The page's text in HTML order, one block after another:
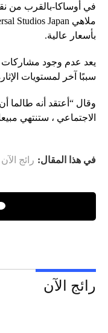
في أوساكا-بالقرب من
بأسعار عالية.
يعد عدم وجود مشاركات
سببًا آخر لمستويات
وقال “أعتقد أنه طالما
الاجتماعي ، ستنتهي
في هذا المقال: رائج الآن
رائج الآن